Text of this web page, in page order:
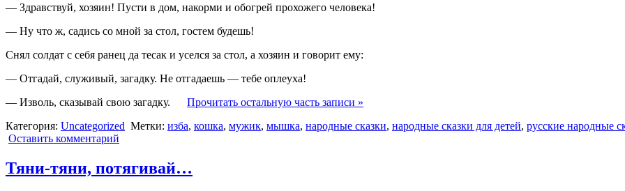
— Здравствуй, хозяин! Пусти в дом, накорми и обогрей прохожего человека!
— Ну что ж, садись со мной за стол, гостем будешь!
Снял солдат с себя ранец да тесак и уселся за стол, а хозяин и говорит ему:
— Отгадай, служивый, загадку. Не отгадаешь — тебе оплеуха!
— Изволь, сказывай свою загадку. Прочитать остальную часть записи »
Категория: Uncategorized Метки: изба, кошка, мужик, мышка, народные сказки, народные сказки для детей, русские народные
Оставить комментарий
Тяни-тяни, потягивай…